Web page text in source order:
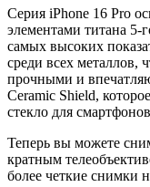
Серия iPhone 16 Pro
элементами титана 5-
самых высоких
среди всех металлов,
прочными и
Ceramic Shield,
стекло для
Теперь вы можете
кратным
более четкие снимки